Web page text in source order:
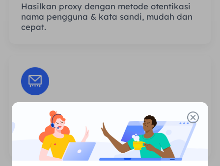
Hasilkan proxy dengan metode otentikasi
nama pengguna & kata sandi, mudah dan
cepat.
Sesi Tanpa Batas
Tidak ada batasan jumlah penggunaan
atau frekuensi pemanggilan proxy.